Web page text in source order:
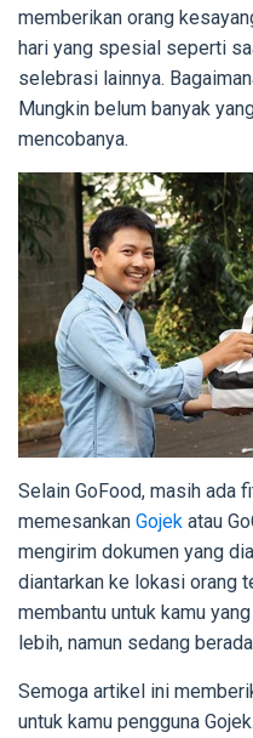
memberikan orang
hari yang spesial seperti
selebrasi lainnya.
Mungkin belum banyak
mencobanya.
Selain GoFood, masih ada
memesankan Gojek atau
mengirim dokumen yang
diantarkan ke lokasi orang
membantu untuk kamu
lebih, namun sedang
Semoga artikel ini
untuk kamu pengguna